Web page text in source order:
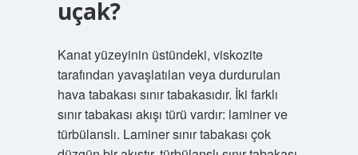
uçak?
Kanat yüzeyinin üstündeki, viskozite
tarafından yavaşlatılan veya durdurulan
hava tabakası sınır tabakasıdır. İki farklı
sınır tabakası akışı türü vardır: laminer ve
türbülanslı. Laminer sınır tabakası çok